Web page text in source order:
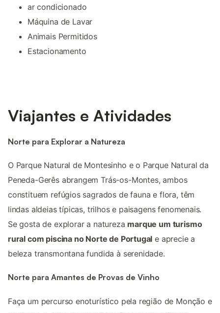
ar condicionado
Máquina de Lavar
Animais Permitidos
Estacionamento
Viajantes e Atividades
Norte para Explorar a Natureza
O Parque Natural de Montesinho e o Parque Natural da
Peneda-Gerês abrangem Trás-os-Montes, ambos
constituem refúgios sagrados de fauna e flora, têm
lindas aldeias típicas, trilhos e paisagens fenomenais.
Se gosta de explorar a natureza marque um turismo
rural com piscina no Norte de Portugal e aprecie a
beleza transmontana fundida à serenidade.
Norte para Amantes de Provas de Vinho
Faça um percurso enoturístico pela região de Monção e